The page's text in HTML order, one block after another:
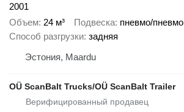
2001
Объем 24 м³ Подвеска пневмо/пневмо
Способ разгрузки задняя
Эстония, Maardu
OÜ ScanBalt Trucks/OÜ ScanBalt Trailer